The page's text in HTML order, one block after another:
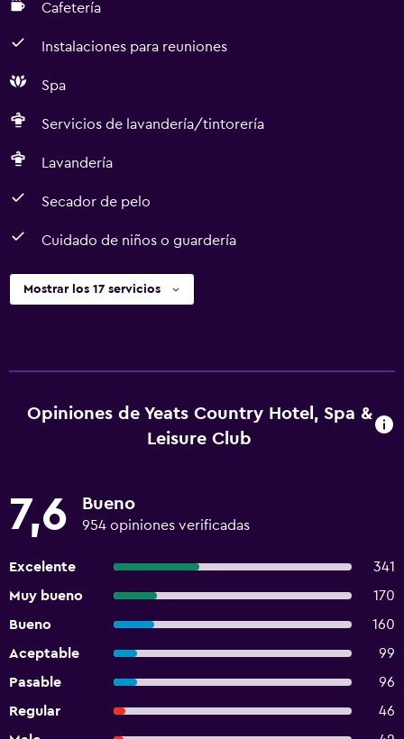
Cafetería
Instalaciones para reuniones
Spa
Servicios de lavandería/tintorería
Lavandería
Secador de pelo
Cuidado de niños o guardería
Mostrar los 17 servicios
Opiniones de Yeats Country Hotel, Spa &
Leisure Club
7,6 Bueno
954 opiniones verificadas
Excelente
341
Muy bueno
170
Bueno
160
Aceptable
99
Pasable
96
Regular
46